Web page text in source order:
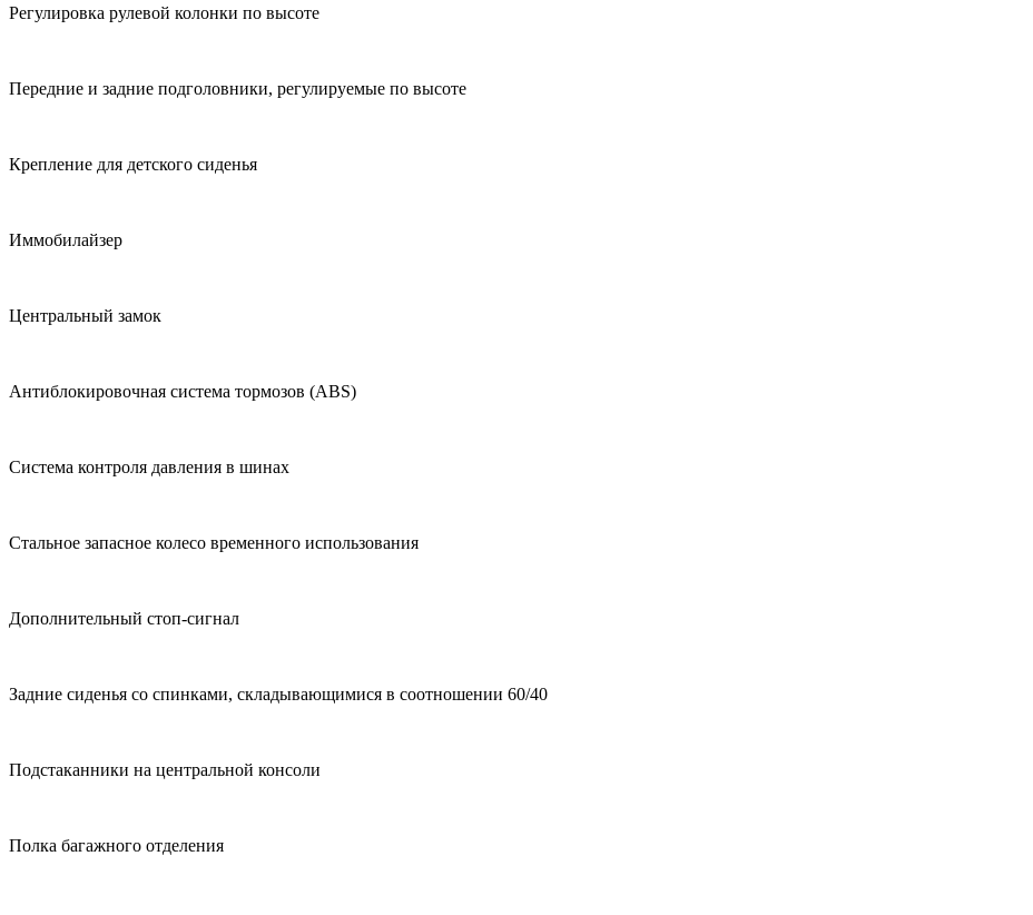
Регулировка рулевой колонки по высоте
Передние и задние подголовники, регулируемые по высоте
Крепление для детского сиденья
Иммобилайзер
Центральный замок
Антиблокировочная система тормозов (ABS)
Система контроля давления в шинах
Стальное запасное колесо временного использования
Дополнительный стоп-сигнал
Задние сиденья со спинками, складывающимися в соотношении 60/40
Подстаканники на центральной консоли
Полка багажного отделения